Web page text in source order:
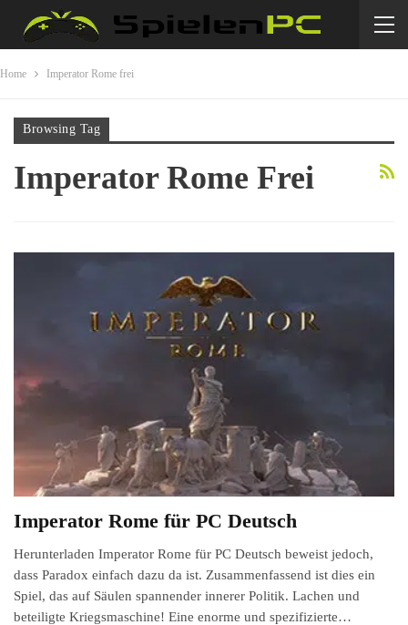
Home Imperator Rome frei
Browsing Tag
Imperator Rome Frei
Imperator Rome für PC Deutsch
Herunterladen Imperator Rome für PC Deutsch beweist jedoch,
dass Paradox einfach dazu da ist. Zusammenfassend ist dies ein
Spiel, das auf Säulen spannender innerer Politik. Lachen und
beteiligte Kriegsmaschine! Eine enorme und spezifizierte…